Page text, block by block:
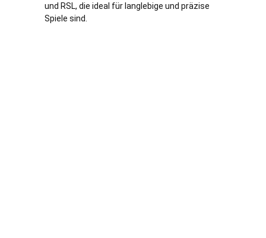
und RSL, die ideal für langlebige und präzise
Spiele sind.